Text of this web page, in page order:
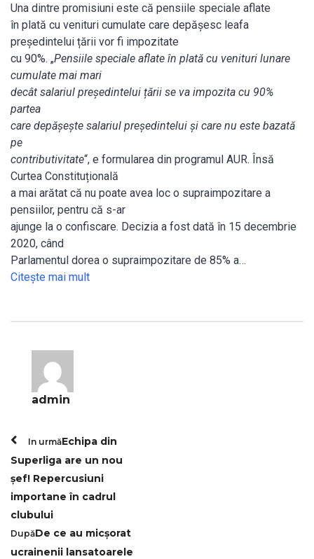
Una dintre promisiuni este că pensiile speciale aflate
în plată cu venituri cumulate care depășesc leafa
președintelui țării vor fi impozitate
cu 90%. „Pensiile speciale aflate în plată cu venituri lunare
cumulate mai mari
decât salariul președintelui țării se va impozita cu 90%
partea
care depășește salariul președintelui și care nu este bazată
pe
contributivitate“, e formularea din programul AUR. Însă
Curtea Constituțională
a mai arătat că nu poate avea loc o supraimpozitare a
pensiilor, pentru că s-ar
ajunge la o confiscare. Decizia a fost dată în 15 decembrie
2020, când
Parlamentul dorea o supraimpozitare de 85% a…
Citeşte mai mult
admin
In urmăEchipa din
Superliga are un nou
șef! Repercusiuni
importane în cadrul
clubului
DupăDe ce au micșorat
ucrainenii lansatoarele